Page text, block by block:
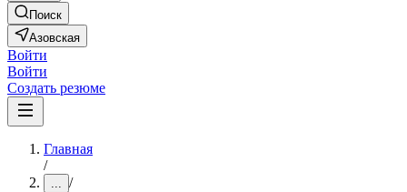
Поиск
Азовская
Войти
Войти
Создать резюме
Главная
/
... /